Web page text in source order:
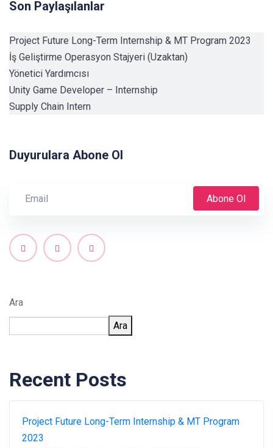
Son Paylaşılanlar
Project Future Long-Term Internship & MT Program 2023
İş Geliştirme Operasyon Stajyeri (Uzaktan)
Yönetici Yardımcısı
Unity Game Developer – Internship
Supply Chain Intern
Duyurulara Abone Ol
Abone Ol
Ara
Ara
Recent Posts
Project Future Long-Term Internship & MT Program
2023